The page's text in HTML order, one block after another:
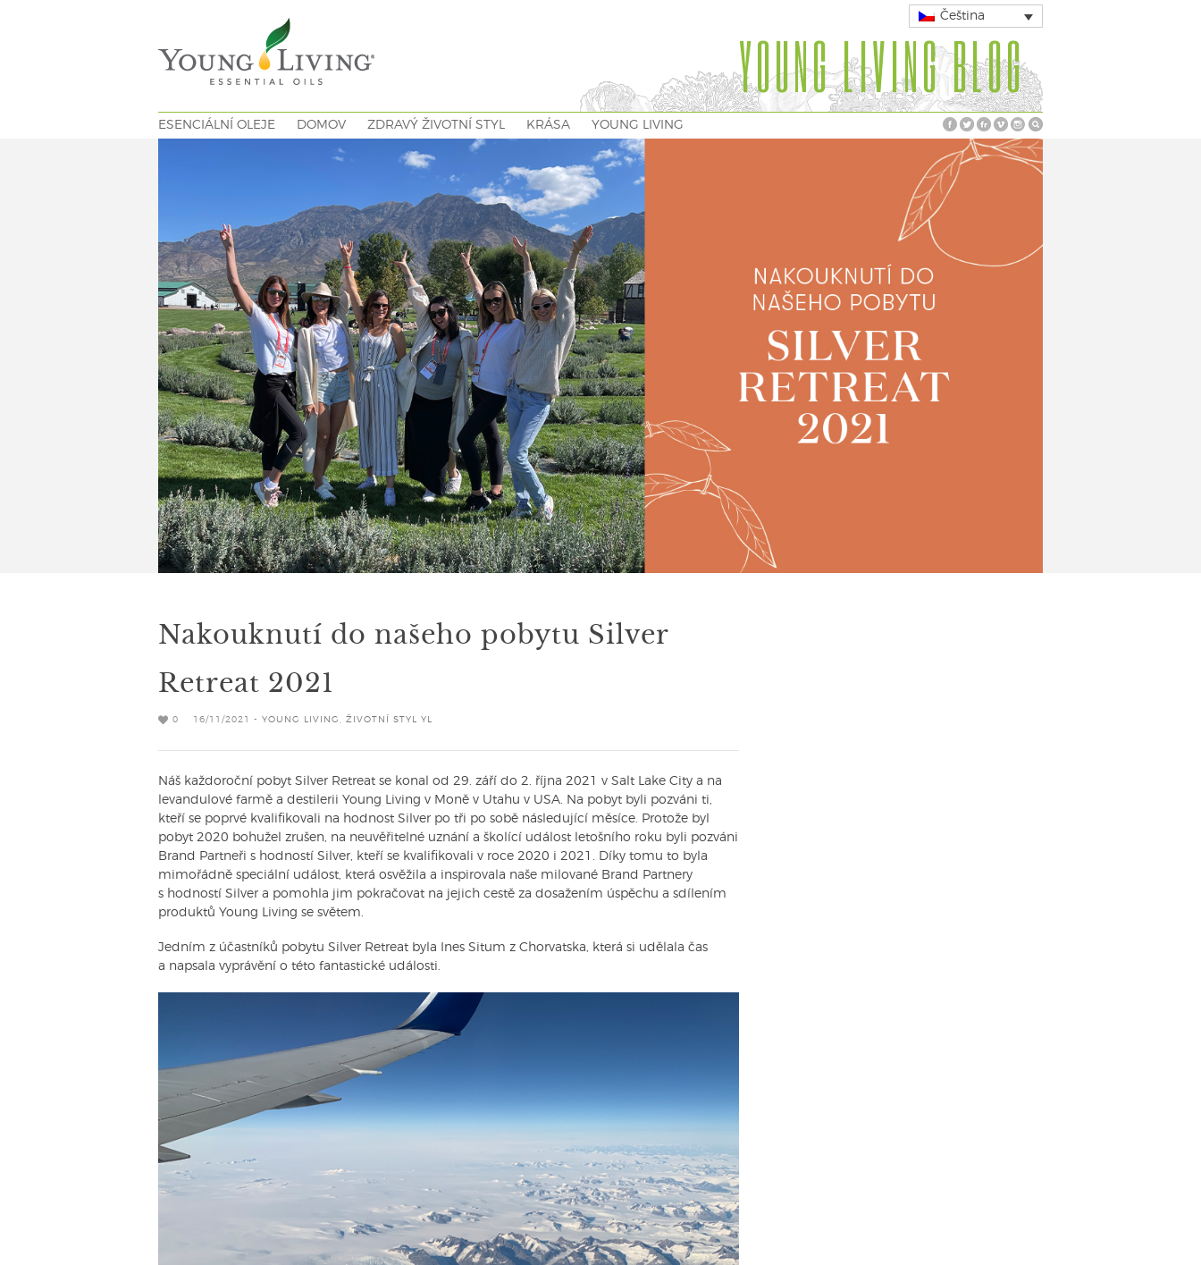
Čeština
YOUNG LIVING BLOG
ESENCIÁLNÍ OLEJE DOMOV ZDRAVÝ ŽIVOTNÍ STYL KRÁSA YOUNG LIVING
Nakouknutí do našeho pobytu Silver
Retreat 2021
0 16/11/2021 - YOUNG LIVING ŽIVOTNÍ STYL YL
Náš každoroční pobyt Silver Retreat se konal od 29. září do 2. října 2021 v Salt Lake City a na
levandulové farmě a destilerii Young Living v Moně v Utahu v USA. Na pobyt byli pozváni ti,
kteří se poprvé kvalifikovali na hodnost Silver po tři po sobě následující měsíce. Protože byl
pobyt 2020 bohužel zrušen, na neuvěřitelné uznání a školící událost letošního roku byli pozváni
Brand Partneři s hodností Silver, kteří se kvalifikovali v roce 2020 i 2021. Díky tomu to byla
mimořádně speciální událost, která osvěžila a inspirovala naše milované Brand Partnery
s hodností Silver a pomohla jim pokračovat na jejich cestě za dosažením úspěchu a sdílením
produktů Young Living se světem.
Jedním z účastníků pobytu Silver Retreat byla Ines Situm z Chorvatska, která si udělala čas
a napsala vyprávění o této fantastické události.